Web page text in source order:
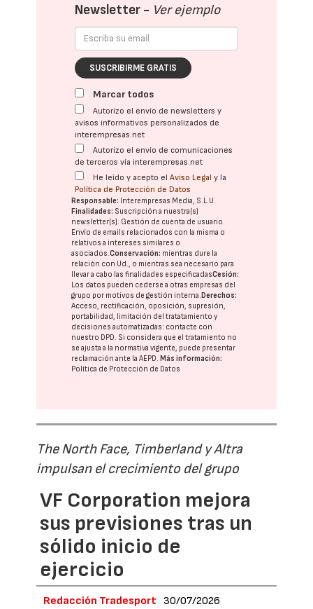
Newsletter - Ver ejemplo
SUSCRIBIRME GRATIS
Marcar todos
Autorizo el envío de newsletters y
avisos informativos personalizados de
interempresas.net
Autorizo el envío de comunicaciones
de terceros vía interempresas.net
He leído y acepto elAviso Legal y la
Política de Protección de Datos
Responsable: Interempresas Media, S.L.U.
Finalidades: Suscripción a nuestra(s)
newsletter(s). Gestión de cuenta de usuario.
Envío de emails relacionados con la misma o
relativos a intereses similares o
asociados.Conservación: mientras dure la
relación con Ud., o mientras sea necesario para
llevar a cabo las finalidades especificadasCesión:
Los datos pueden cederse a otras empresas del
grupo por motivos de gestión interna.Derechos:
Acceso, rectificación, oposición, supresión,
portabilidad, limitación del tratatamiento y
decisiones automatizadas: contacte con
nuestro DPD. Si considera que el tratamiento no
se ajusta a la normativa vigente, puede presentar
reclamación ante laAEPD.Más información:
Política de Protección de Datos
The North Face, Timberland y Altra
impulsan el crecimiento del grupo
VF Corporation mejora
sus previsiones tras un
sólido inicio de
ejercicio
Redacción Tradesport 30/07/2026